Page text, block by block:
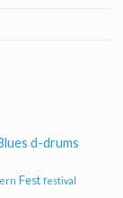
d-drums
Fest festival